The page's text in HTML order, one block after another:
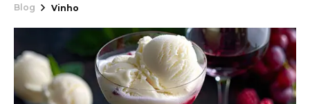
Blog Vinho